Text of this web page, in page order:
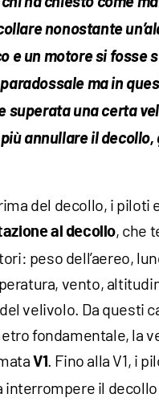
nonostante
e un motore si fosse
ma in
superata una certa
più annullare il
del decollo, i piloti
al decollo, che
peso dell’aereo,
vento,
velivolo. Da questi
fondamentale, la
V1. Fino alla V1, i
interrompere il